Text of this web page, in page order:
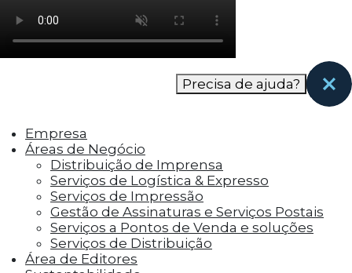
como os visitantes interagem com o site. Esses
cookies ajudam a fornecer informações sobre
as métricas do número de visitantes, taxa de
rejeição, origem do tráfego, etc.
funcionalidades, como compartilhar o
conteúdo do site em plataformas de social
media, coletar feedbacks e outros recursos de
terceiros.
Cookies Marketing
Os cookies de marketing são usados para
entregar aos visitantes anúncios
Precisa de ajuda?
Empresa
Áreas de Negócio
Distribuição de Imprensa
Serviços de Logística & Expresso
Serviços de Impressão
Gestão de Assinaturas e Serviços Postais
Serviços a Pontos de Venda e soluções
Serviços de Distribuição
Área de Editores